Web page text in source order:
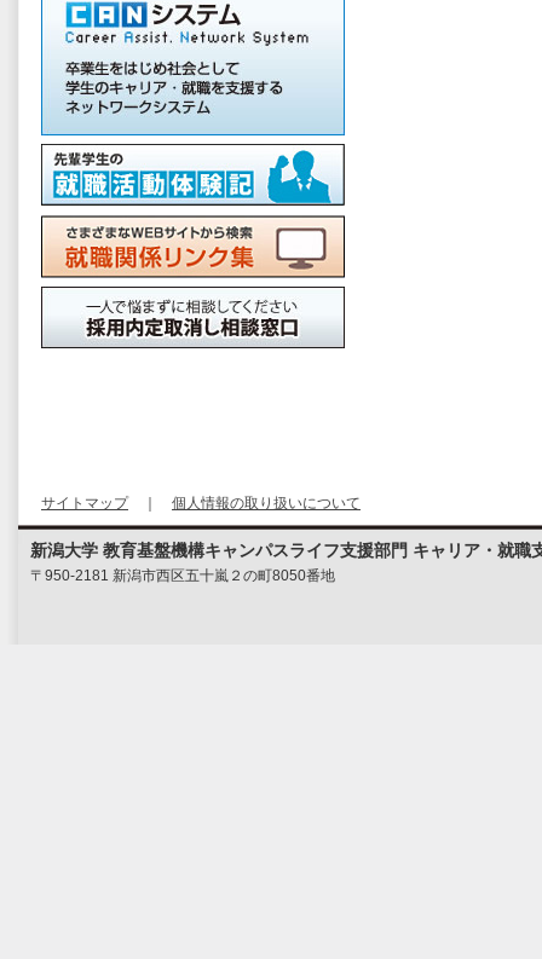
サイトマップ｜ 個人情報の取り扱いについて
新潟大学 教育基盤機構キャンパスライフ支援部門 キャリア・就職
〒950-2181 新潟市西区五十嵐２の町8050番地